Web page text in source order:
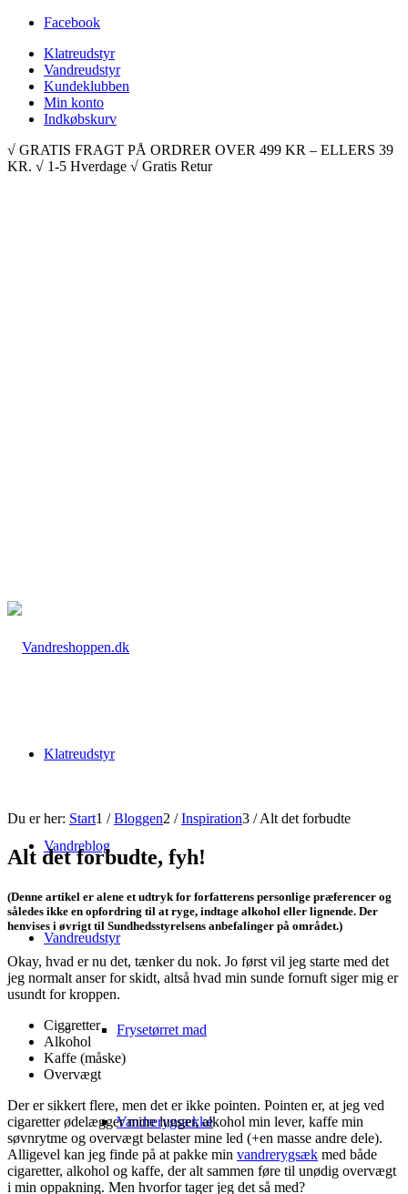
Facebook
Klatreudstyr
Vandreudstyr
Kundeklubben
Min konto
Indkøbskurv
√ GRATIS FRAGT PÅ ORDRER OVER 499 KR – ELLERS 39
KR. √ 1-5 Hverdage √ Gratis Retur
Klatreudstyr
Vandreblog
Vandreudstyr
Frysetørret mad
Vandrerygsække
Du er her: Start1 / Bloggen2 / Inspiration3 / Alt det forbudte
Alt det forbudte, fyh!
(Denne artikel er alene et udtryk for forfatterens personlige præferencer og
således ikke en opfordring til at ryge, indtage alkohol eller lignende. Der
henvises i øvrigt til Sundhedsstyrelsens anbefalinger på området.)
Okay, hvad er nu det, tænker du nok. Jo først vil jeg starte med det
jeg normalt anser for skidt, altså hvad min sunde fornuft siger mig er
usundt for kroppen.
Cigaretter
Alkohol
Kaffe (måske)
Overvægt
Der er sikkert flere, men det er ikke pointen. Pointen er, at jeg ved
cigaretter ødelægger mine lunger, alkohol min lever, kaffe min
søvnrytme og overvægt belaster mine led (+en masse andre dele).
Alligevel kan jeg finde på at pakke min vandrerygsæk med både
cigaretter, alkohol og kaffe, der alt sammen føre til unødig overvægt
i min oppakning. Men hvorfor tager jeg det så med?